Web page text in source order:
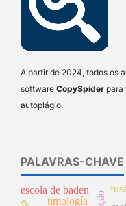
A partir de 2024, todos os
software CopySpider para
autoplágio.
PALAVRAS-CHAVE
escola de baden
timología